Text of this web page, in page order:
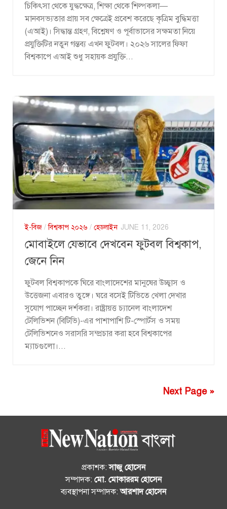
চিকিৎসা থেকে যুদ্ধক্ষেত্র, শিক্ষা থেকে শিল্পকলা—
মানবসভ্যতার প্রায় সব ক্ষেত্রেই প্রবেশ করেছে কৃত্রিম বুদ্ধিমত্তা
(এআই)। সিদ্ধান্ত গ্রহণ, বিশ্লেষণ ও পূর্বাভাসের সক্ষমতা নিয়ে
প্রযুক্তিটির নতুন গন্তব্য এখন ফুটবল। ২০২৬ সালের ফিফা
বিশ্বকাপে এআই শুধু সহায়ক প্রযুক্তি...
ই-বিজ /বিশ্বকাপ ২০২৬ / হেডলাইন JUNE 11, 2026
মোবাইলে যেভাবে দেখবেন ফুটবল বিশ্বকাপ,
জেনে নিন
ফুটবল বিশ্বকাপকে ঘিরে বাংলাদেশের মানুষের উচ্ছ্বাস ও
উত্তেজনা এবারও তুঙ্গে। ঘরে বসেই টিভিতে খেলা দেখার
সুযোগ পাচ্ছেন দর্শকরা। রাষ্ট্রায়ত্ত চ্যানেল বাংলাদেশ
টেলিভিশন (বিটিভি)-এর পাশাপাশি টি-স্পোর্টস ও সময়
টেলিভিশনেও সরাসরি সম্প্রচার করা হবে বিশ্বকাপের
ম্যাচগুলো।...
Next Page »
প্রকাশক:সাজু হোসেন
সম্পাদক: মো. মোকাররম হোসেন
ব্যবস্থাপনা সম্পাদক:আরশাদ হোসেন